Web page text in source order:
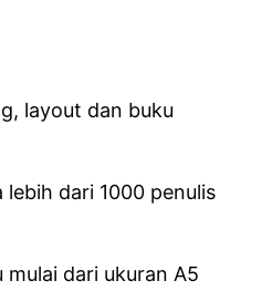
layout dan buku
dari 1000 penulis
dari ukuran A5